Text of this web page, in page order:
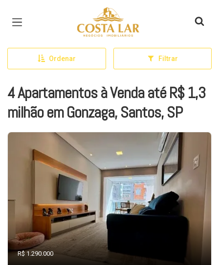
Página inicial
Ordenar Filtrar
4 Apartamentos à Venda até R$ 1,3
milhão em Gonzaga, Santos, SP
R$ 1.290.000